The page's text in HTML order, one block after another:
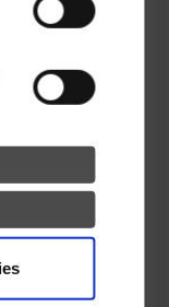
version for: